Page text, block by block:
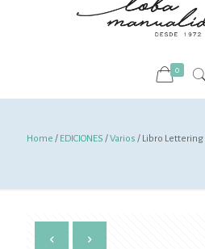
0
Home / EDICIONES /Varios / Libro Lettering